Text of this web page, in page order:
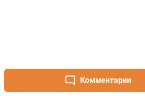
Комментарии